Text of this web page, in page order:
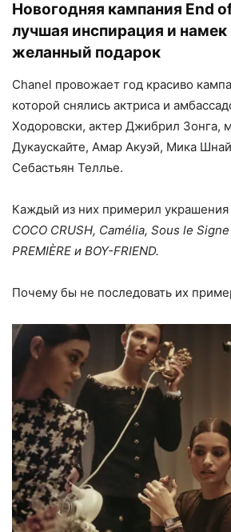
Новогодняя кампания End
лучшая инспирация и
желанный подарок
Chanel провожает год красиво
которой снялись актриса и
Ходоровски, актер Джибрил Зонга,
Дукаускайте, Амар Акуэй, Мика
Себастьян Теллье.
Каждый из них примерил украшения
COCO CRUSH, Camélia, Sous le
PREMIÈRE и BOY-FRIEND.
Почему бы не последовать их